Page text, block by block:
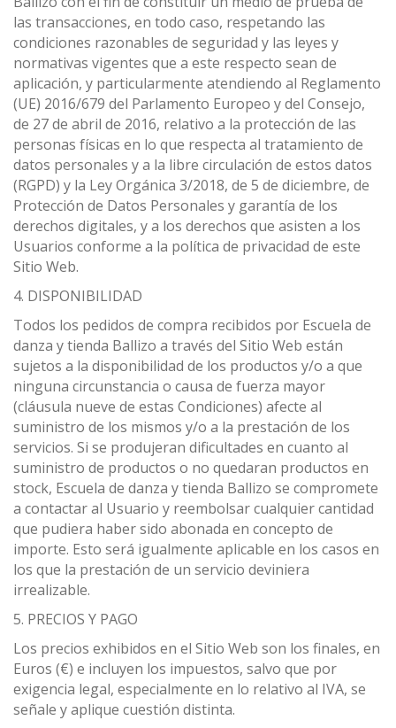
las transacciones, en todo caso, respetando las
condiciones razonables de seguridad y las leyes y
normativas vigentes que a este respecto sean de
aplicación, y particularmente atendiendo al Reglamento
(UE) 2016/679 del Parlamento Europeo y del Consejo,
de 27 de abril de 2016, relativo a la protección de las
personas físicas en lo que respecta al tratamiento de
datos personales y a la libre circulación de estos datos
(RGPD) y la Ley Orgánica 3/2018, de 5 de diciembre, de
Protección de Datos Personales y garantía de los
derechos digitales, y a los derechos que asisten a los
Usuarios conforme a la política de privacidad de este
Sitio Web.
4. DISPONIBILIDAD
Todos los pedidos de compra recibidos por Escuela de
danza y tienda Ballizo a través del Sitio Web están
sujetos a la disponibilidad de los productos y/o a que
ninguna circunstancia o causa de fuerza mayor
(cláusula nueve de estas Condiciones) afecte al
suministro de los mismos y/o a la prestación de los
servicios. Si se produjeran dificultades en cuanto al
suministro de productos o no quedaran productos en
stock, Escuela de danza y tienda Ballizo se compromete
a contactar al Usuario y reembolsar cualquier cantidad
que pudiera haber sido abonada en concepto de
importe. Esto será igualmente aplicable en los casos en
los que la prestación de un servicio deviniera
irrealizable.
5. PRECIOS Y PAGO
Los precios exhibidos en el Sitio Web son los finales, en
Euros (€) e incluyen los impuestos, salvo que por
exigencia legal, especialmente en lo relativo al IVA, se
señale y aplique cuestión distinta.